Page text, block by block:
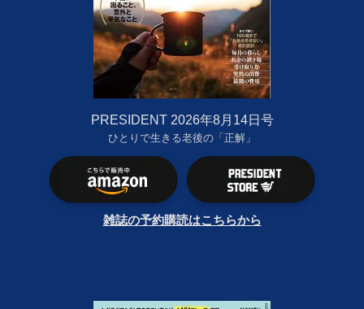
PRESIDENT 2026年8月14日号
ひとりで生きる老後の「正解」
雑誌の予約購読はこちらから